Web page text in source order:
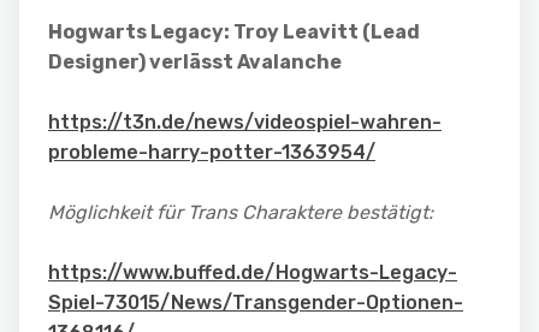
Hogwarts Legacy: Troy Leavitt (Lead
Designer) verlässt Avalanche
https://t3n.de/news/videospiel-wahren-
probleme-harry-potter-1363954/
Möglichkeit für Trans Charaktere bestätigt:
https://www.buffed.de/Hogwarts-Legacy-
Spiel-73015/News/Transgender-Optionen-